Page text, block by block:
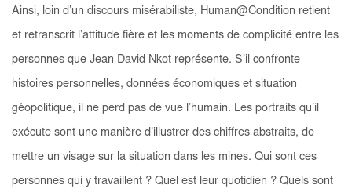
Ainsi, loin d’un discours misérabiliste, Human@Condition retient
et retranscrit l’attitude fière et les moments de complicité entre les
personnes que Jean David Nkot représente. S’il confronte
histoires personnelles, données économiques et situation
géopolitique, il ne perd pas de vue l’humain. Les portraits qu’il
exécute sont une manière d’illustrer des chiffres abstraits, de
mettre un visage sur la situation dans les mines. Qui sont ces
personnes qui y travaillent ? Quel est leur quotidien ? Quels sont